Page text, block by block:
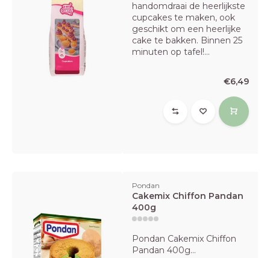
handomdraai de heerlijkste
cupcakes te maken, ook
geschikt om een heerlijke
cake te bakken. Binnen 25
minuten op tafel!...
€6,49
Pondan
Cakemix Chiffon Pandan
400g
Pondan Cakemix Chiffon
Pandan 400g...